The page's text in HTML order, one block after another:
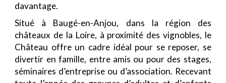
davantage.
Situé à Baugé-en-Anjou, dans la région des
châteaux de la Loire, à proximité des vignobles, le
Château offre un cadre idéal pour se reposer, se
divertir en famille, entre amis ou pour des stages,
séminaires d’entreprise ou d’association. Recevant